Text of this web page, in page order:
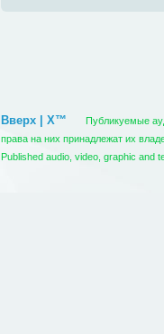
Вверх | X™
Публикуемые
права на них принадлежат их
Published audio, video, graphic